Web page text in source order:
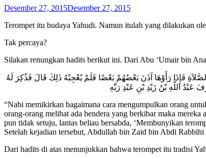
Desember 27, 2015Desember 27, 2015
Terompet itu budaya Yahudi. Namun itulah yang dilakukan
Tak percaya?
Silakan renungkan hadits berikut ini. Dari Abu ‘Umair bin
فَإِذَا رَأَوْهَا آذَنَ بَعْضُهُمْ بَعْضًا فَلَمْ يُعْجِبْهُ ذَلِكَ قَالَ فَذُكِرَ لَهُ
عَبْدُ اللَّهِ بْنُ زَيْدِ بْنِ عَبْدِ رَبِّهِ
“Nabi memikirkan bagaimana cara mengumpulkan orang
orang-orang melihat ada bendera yang berkibar maka
pun tidak setuju, lantas beliau bersabda, ‘Membunyikan
Setelah kejadian tersebut, Abdullah bin Zaid bin Abdi
Dari hadits di atas menunjukkan bahwa terompet itu tradisi